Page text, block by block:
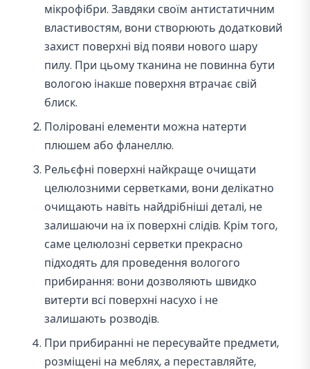
мікрофібри. Завдяки своїм антистатичним
властивостям, вони створюють додатковий
захист поверхні від появи нового шару
пилу. При цьому тканина не повинна бути
вологою інакше поверхня втрачає свій
блиск.
Поліровані елементи можна натерти
плюшем або фланеллю.
Рельєфні поверхні найкраще очищати
целюлозними серветками, вони делікатно
очищають навіть найдрібніші деталі, не
залишаючи на їх поверхні слідів. Крім того,
саме целюлозні серветки прекрасно
підходять для проведення вологого
прибирання: вони дозволяють швидко
витерти всі поверхні насухо і не
залишають розводів.
При прибиранні не пересувайте предмети,
розміщені на меблях, а переставляйте,